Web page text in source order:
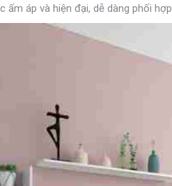
ấm áp và hiện đại, dễ dàng phối